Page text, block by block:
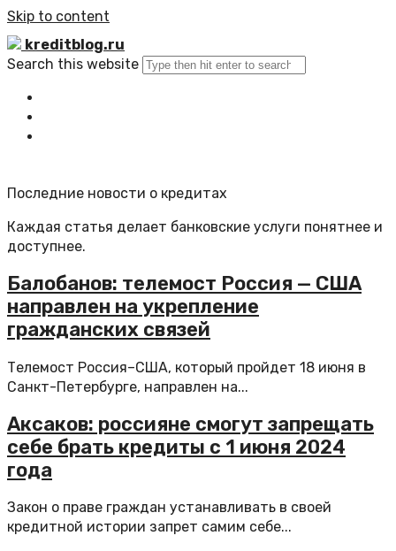
Skip to content
kreditblog.ru
Search this website
Последние новости о кредитах
Каждая статья делает банковские услуги понятнее и
доступнее.
Балобанов: телемост Россия — США
направлен на укрепление
гражданских связей
Телемост Россия–США, который пройдет 18 июня в
Санкт-Петербурге, направлен на...
Аксаков: россияне смогут запрещать
себе брать кредиты с 1 июня 2024
года
Закон о праве граждан устанавливать в своей
кредитной истории запрет самим себе...